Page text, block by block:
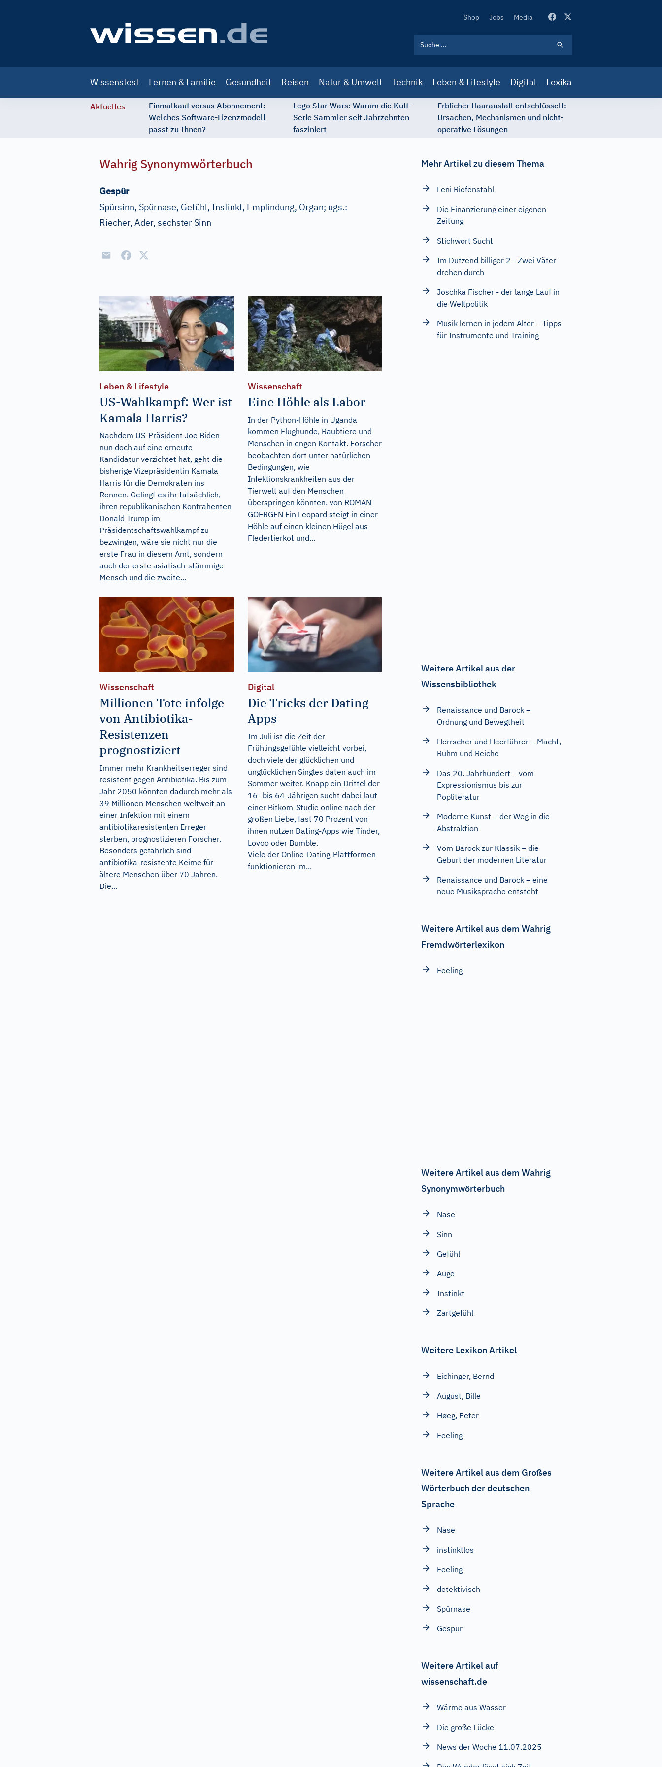
Secondary
Shop Jobs Media
navigation
Wissenstest Lernen & Familie Gesundheit Reisen Natur & Umwelt Technik Leben & Lifestyle Digital Lexika
Aktuelles
Einmalkauf versus Abonnement:
Welches Software-Lizenzmodell
passt zu Ihnen?
Lego Star Wars: Warum die Kult-
Serie Sammler seit Jahrzehnten
fasziniert
Erblicher Haarausfall entschlüsselt:
Ursachen, Mechanismen und nicht-
operative Lösungen
Wahrig Synonymwörterbuch
Gespür
Spürsinn, Spürnase, Gefühl, Instinkt, Empfindung, Organ; ugs.:
Riecher, Ader, sechster Sinn
Leben & Lifestyle
US-Wahlkampf: Wer ist
Kamala Harris?
Nachdem US-Präsident Joe Biden
nun doch auf eine erneute
Kandidatur verzichtet hat, geht die
bisherige Vizepräsidentin Kamala
Harris für die Demokraten ins
Rennen. Gelingt es ihr tatsächlich,
ihren republikanischen Kontrahenten
Donald Trump im
Präsidentschaftswahlkampf zu
bezwingen, wäre sie nicht nur die
erste Frau in diesem Amt, sondern
auch der erste asiatisch-stämmige
Mensch und die zweite...
Wissenschaft
Eine Höhle als Labor
In der Python-Höhle in Uganda
kommen Flughunde, Raubtiere und
Menschen in engen Kontakt. Forscher
beobachten dort unter natürlichen
Bedingungen, wie
Infektionskrankheiten aus der
Tierwelt auf den Menschen
überspringen könnten. von ROMAN
GOERGEN Ein Leopard steigt in einer
Höhle auf einen kleinen Hügel aus
Fledertierkot und...
Wissenschaft
Millionen Tote infolge
von Antibiotika-
Resistenzen
prognostiziert
Immer mehr Krankheitserreger sind
resistent gegen Antibiotika. Bis zum
Jahr 2050 könnten dadurch mehr als
39 Millionen Menschen weltweit an
einer Infektion mit einem
antibiotikaresistenten Erreger
sterben, prognostizieren Forscher.
Besonders gefährlich sind
antibiotika-resistente Keime für
ältere Menschen über 70 Jahren.
Die...
Digital
Die Tricks der Dating
Apps
Im Juli ist die Zeit der
Frühlingsgefühle vielleicht vorbei,
doch viele der glücklichen und
unglücklichen Singles daten auch im
Sommer weiter. Knapp ein Drittel der
16- bis 64-Jährigen sucht dabei laut
einer Bitkom-Studie online nach der
großen Liebe, fast 70 Prozent von
ihnen nutzen Dating-Apps wie Tinder,
Lovoo oder Bumble.
Viele der Online-Dating-Plattformen
funktionieren im...
Mehr Artikel zu diesem Thema
Leni Riefenstahl
Die Finanzierung einer eigenen
Zeitung
Stichwort Sucht
Im Dutzend billiger 2 - Zwei Väter
drehen durch
Joschka Fischer - der lange Lauf in
die Weltpolitik
Musik lernen in jedem Alter – Tipps
für Instrumente und Training
Weitere Artikel aus der
Wissensbibliothek
Renaissance und Barock –
Ordnung und Bewegtheit
Herrscher und Heerführer – Macht,
Ruhm und Reiche
Das 20. Jahrhundert – vom
Expressionismus bis zur
Popliteratur
Moderne Kunst – der Weg in die
Abstraktion
Vom Barock zur Klassik – die
Geburt der modernen Literatur
Renaissance und Barock – eine
neue Musiksprache entsteht
Weitere Artikel aus dem Wahrig
Fremdwörterlexikon
Feeling
Weitere Artikel aus dem Wahrig
Synonymwörterbuch
Nase
Sinn
Gefühl
Auge
Instinkt
Zartgefühl
Weitere Lexikon Artikel
Eichinger, Bernd
August, Bille
Høeg, Peter
Feeling
Weitere Artikel aus dem Großes
Wörterbuch der deutschen
Sprache
Nase
instinktlos
Feeling
detektivisch
Spürnase
Gespür
Weitere Artikel auf
wissenschaft.de
Wärme aus Wasser
Die große Lücke
News der Woche 11.07.2025